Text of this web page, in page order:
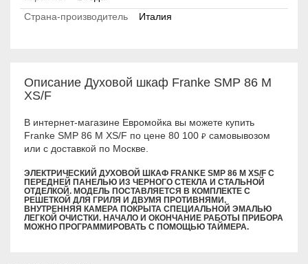
Страна-производитель
Италия
Описание Духовой шкаф Franke SMP 86 M
XS/F
В интернет-магазине Евромойка вы можете купить
Franke SMP 86 M XS/F по цене 80 100 ₽ самовывозом
или с доставкой по Москве.
ЭЛЕКТРИЧЕСКИЙ ДУХОВОЙ ШКАФ FRANKE SMP 86 M XS/F С
ПЕРЕДНЕЙ ПАНЕЛЬЮ ИЗ ЧЕРНОГО СТЕКЛА И СТАЛЬНОЙ
ОТДЕЛКОЙ. МОДЕЛЬ ПОСТАВЛЯЕТСЯ В КОМПЛЕКТЕ С
РЕШЕТКОЙ ДЛЯ ГРИЛЯ И ДВУМЯ ПРОТИВНЯМИ.
ВНУТРЕННЯЯ КАМЕРА ПОКРЫТА СПЕЦИАЛЬНОЙ ЭМАЛЬЮ
ЛЕГКОЙ ОЧИСТКИ. НАЧАЛО И ОКОНЧАНИЕ РАБОТЫ ПРИБОРА
МОЖНО ПРОГРАММИРОВАТЬ С ПОМОЩЬЮ ТАЙМЕРА.